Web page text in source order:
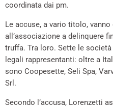
coordinata dai pm.
Le accuse, a vario titolo,
all’associazione a delinquere
truffa. Tra loro. Sette le
legali rappresentanti: oltre a
sono Coopesette, Seli Spa,
Srl.
Secondo l’accusa, Lorenzetti